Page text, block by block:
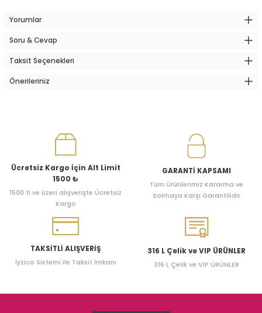
Yorumlar
Soru & Cevap
Taksit Seçenekleri
Önerileriniz
Ücretsiz Kargo İçin Alt Limit
1500 ₺
1500 tl ve üzeri alışverişte Ücretsiz
Kargo
GARANTİ KAPSAMI
Tüm Ürünlerimiz Kararma ve
Solmaya Karşı Garantilidir
TAKSİTLİ ALIŞVERİŞ
İyzico Sistemi ile Taksit İmkanı
316 L Çelik ve VIP ÜRÜNLER
316 L Çelik ve VIP ÜRÜNLER